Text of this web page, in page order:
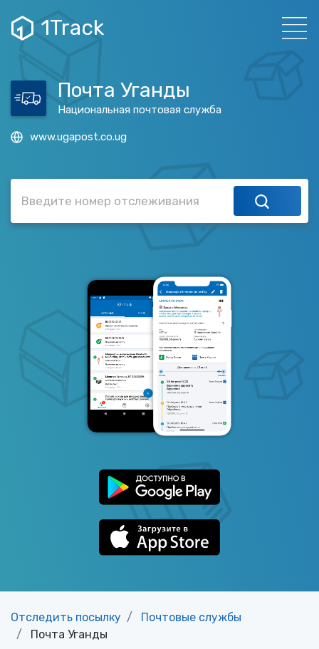
1Track
Почта Уганды
Национальная почтовая служба
www.ugapost.co.ug
Отследить посылку
Почтовые службы
Почта Уганды